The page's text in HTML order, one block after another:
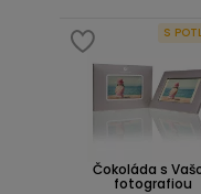
S
Čokoláda s
fotografiou